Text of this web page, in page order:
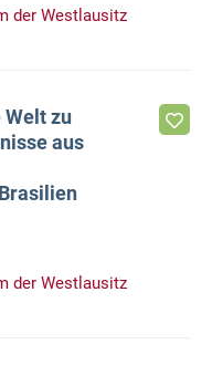
der Westlausitz
zu
aus
der Westlausitz